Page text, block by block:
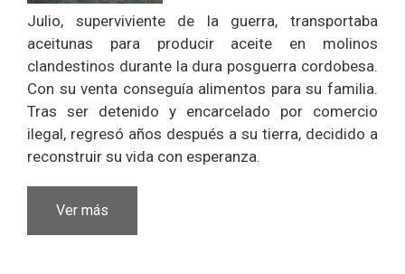
Julio, superviviente de la guerra, transportaba
aceitunas para producir aceite en molinos
clandestinos durante la dura posguerra cordobesa.
Con su venta conseguía alimentos para su familia.
Tras ser detenido y encarcelado por comercio
ilegal, regresó años después a su tierra, decidido a
reconstruir su vida con esperanza.
Ver más